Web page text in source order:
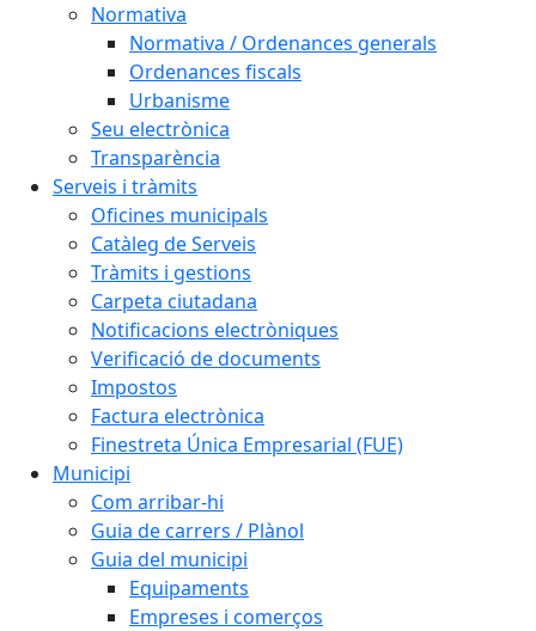
Normativa
Normativa / Ordenances generals
Ordenances fiscals
Urbanisme
Seu electrònica
Transparència
Serveis i tràmits
Oficines municipals
Catàleg de Serveis
Tràmits i gestions
Carpeta ciutadana
Notificacions electròniques
Verificació de documents
Impostos
Factura electrònica
Finestreta Única Empresarial (FUE)
Municipi
Com arribar-hi
Guia de carrers / Plànol
Guia del municipi
Equipaments
Empreses i comerços